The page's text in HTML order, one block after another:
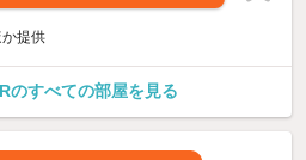
提供
のすべての部屋を見る